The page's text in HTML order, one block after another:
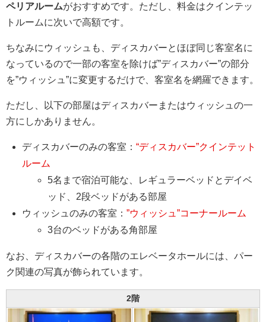
ペリアルームがおすすめです。ただし、料金はクインテッ
トルームに次いで高額です。
ちなみにウィッシュも、ディスカバーとほぼ同じ客室名に
なっているので一部の客室を除けば”ディスカバー”の部分
を”ウィッシュ”に変更するだけで、客室名を網羅できます。
ただし、以下の部屋はディスカバーまたはウィッシュの一
方にしかありません。
ディスカバーのみの客室：“ディスカバー”クインテット
ルーム
5名まで宿泊可能な、レギュラーベッドとデイベ
ッド、2段ベッドがある部屋
ウィッシュのみの客室：”ウィッシュ”コーナールーム
3台のベッドがある角部屋
なお、ディスカバーの各階のエレベータホールには、パー
ク関連の写真が飾られています。
2階